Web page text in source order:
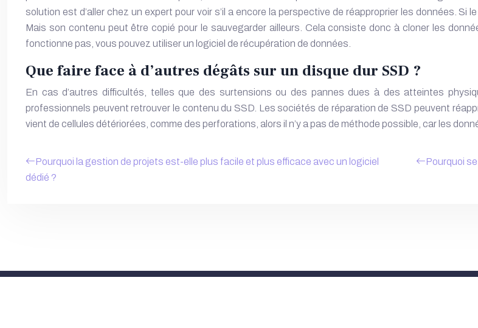
solution est d’aller chez un expert pour voir s’il a encore la perspective de réapproprier les données. Si
Mais son contenu peut être copié pour le sauvegarder ailleurs. Cela consiste donc à cloner les
fonctionne pas, vous pouvez utiliser un logiciel de récupération de données.
Que faire face à d’autres dégâts sur un disque dur SSD ?
En cas d’autres difficultés, telles que des surtensions ou des pannes dues à des atteintes
professionnels peuvent retrouver le contenu du SSD. Les sociétés de réparation de SSD peuvent
vient de cellules détériorées, comme des perforations, alors il n’y a pas de méthode possible, car les
Pourquoi la gestion de projets est-elle plus facile et plus efficace avec un logiciel
dédié ?
Pourquoi